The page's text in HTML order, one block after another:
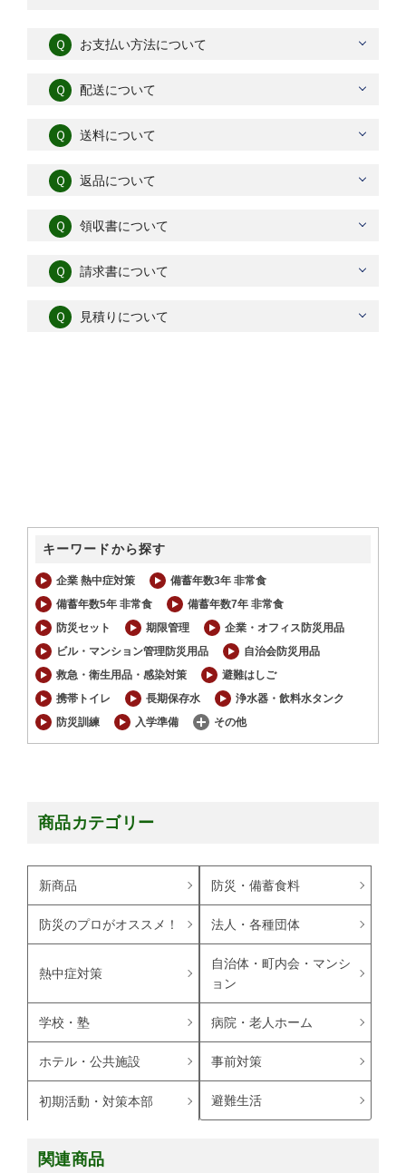
Ｑ お支払い方法について
Ｑ 配送について
Ｑ 送料について
Ｑ 返品について
Ｑ 領収書について
Ｑ 請求書について
Ｑ 見積りについて
キーワードから探す
企業 熱中症対策
備蓄年数3年 非常食
備蓄年数5年 非常食
備蓄年数7年 非常食
防災セット
期限管理
企業・オフィス防災用品
ビル・マンション管理防災用品
自治会防災用品
救急・衛生用品・感染対策
避難はしご
携帯トイレ
長期保存水
浄水器・飲料水タンク
防災訓練
入学準備 その他
商品カテゴリー
新商品 防災・備蓄食料
防災のプロがオススメ！ 法人・各種団体
熱中症対策
自治体・町内会・マンシ
ョン
学校・塾 病院・老人ホーム
ホテル・公共施設 事前対策
初期活動・対策本部 避難生活
関連商品